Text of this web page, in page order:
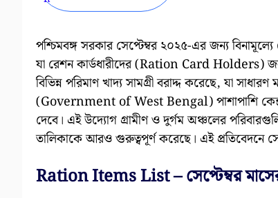
পশ্চিমবঙ্গ সরকার সেপ্টেম্বর ২০২৫-এর জন্য
যা রেশন কার্ডধারীদের (Ration Card Holders)
বিভিন্ন পরিমাণ খাদ্য সামগ্রী বরাদ্দ করেছে, যা
(Government of West Bengal) পাশাপাশি
দেবে। এই উদ্যোগ গ্রামীণ ও দুর্গম অঞ্চলের
তালিকাকে আরও গুরুত্বপূর্ণ করেছে। এই প্রতিবেদনে
Ration Items List – সেপ্টেম্বর